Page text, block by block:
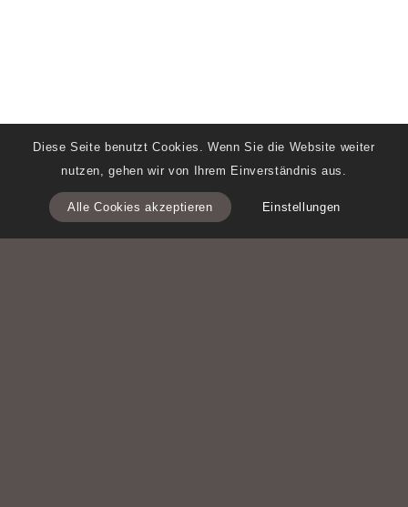
Diese Seite benutzt Cookies. Wenn Sie die Website weiter
nutzen, gehen wir von Ihrem Einverständnis aus.
Alle Cookies akzeptieren Einstellungen